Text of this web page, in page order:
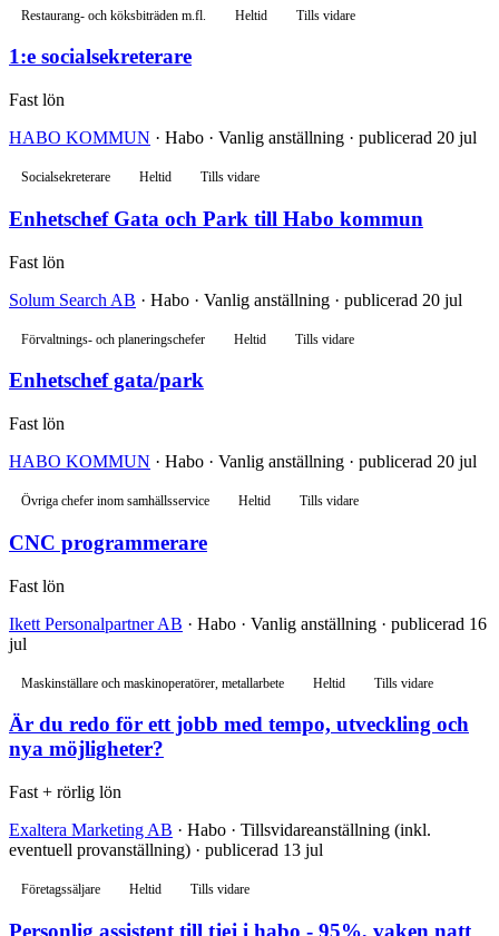
Restaurang- och köksbiträden m.fl. Heltid Tills vidare
1:e socialsekreterare
Fast lön
HABO KOMMUN · Habo · Vanlig anställning · publicerad 20 jul
Socialsekreterare Heltid Tills vidare
Enhetschef Gata och Park till Habo kommun
Fast lön
Solum Search AB · Habo · Vanlig anställning · publicerad 20 jul
Förvaltnings- och planeringschefer Heltid Tills vidare
Enhetschef gata/park
Fast lön
HABO KOMMUN · Habo · Vanlig anställning · publicerad 20 jul
Övriga chefer inom samhällsservice Heltid Tills vidare
CNC programmerare
Fast lön
Ikett Personalpartner AB · Habo · Vanlig anställning · publicerad 16
jul
Maskinställare och maskinoperatörer, metallarbete Heltid Tills vidare
Är du redo för ett jobb med tempo, utveckling och
nya möjligheter?
Fast + rörlig lön
Exaltera Marketing AB · Habo · Tillsvidareanställning (inkl.
eventuell provanställning) · publicerad 13 jul
Företagssäljare Heltid Tills vidare
Personlig assistent till tjej i habo - 95%, vaken natt